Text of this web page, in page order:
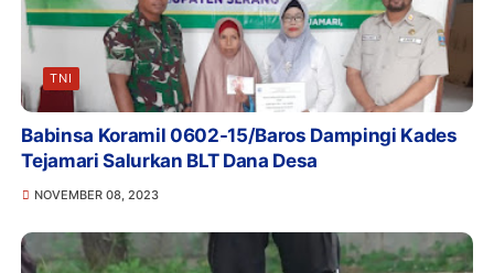
TNI
Babinsa Koramil 0602-15/Baros Dampingi Kades
Tejamari Salurkan BLT Dana Desa
NOVEMBER 08, 2023